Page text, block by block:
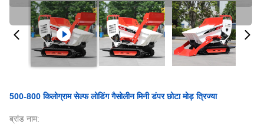
500-800 किलोग्राम सेल्फ लोडिंग गैसोलीन मिनी डंपर छोटा मोड़ त्रिज्या
ब्रांड नाम: